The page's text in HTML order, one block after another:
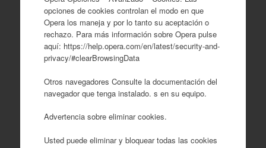
opciones de cookies controlan el modo en que
Opera los maneja y por lo tanto su aceptación o
rechazo. Para más información sobre Opera pulse
aquí: https://help.opera.com/en/latest/security-and-
privacy/#clearBrowsingData
Otros navegadores Consulte la documentación del
navegador que tenga instalado. s en su equipo.
Advertencia sobre eliminar cookies.
Usted puede eliminar y bloquear todas las cookies